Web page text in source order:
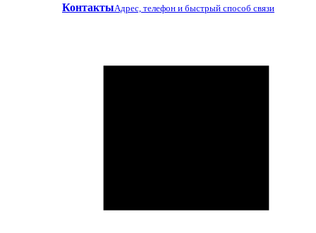
КонтактыАдрес, телефон и быстрый способ связи